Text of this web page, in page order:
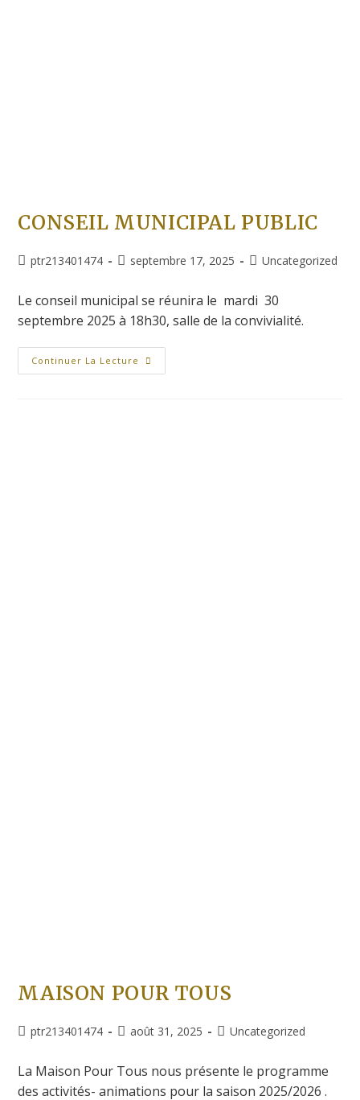
CONSEIL MUNICIPAL PUBLIC
ptr213401474 septembre 17, 2025 Uncategorized
Le conseil municipal se réunira le mardi 30
septembre 2025 à 18h30, salle de la convivialité.
Continuer La Lecture
MAISON POUR TOUS
ptr213401474 août 31, 2025 Uncategorized
La Maison Pour Tous nous présente le programme
des activités- animations pour la saison 2025/2026 .